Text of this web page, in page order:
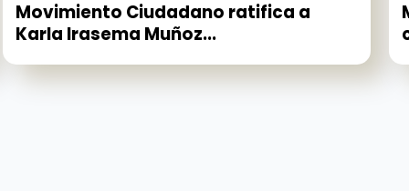
Movimiento Ciudadano ratifica a
Karla Irasema Muñoz...